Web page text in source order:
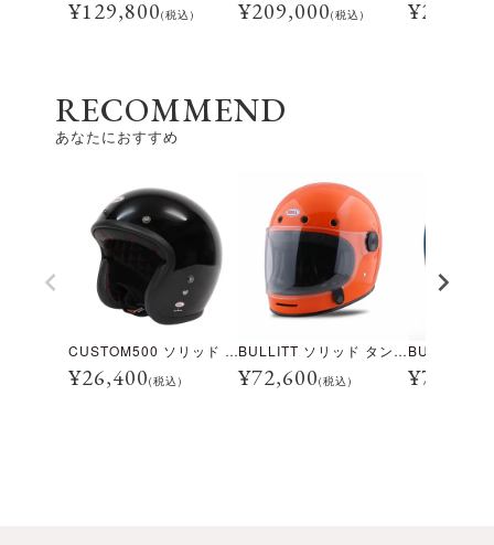
¥129,800(税込) ¥209,000(税込) ¥28,600
RECOMMEND
あなたにおすすめ
CUSTOM500 ソリッド グロス ブラック
¥26,400(税込)
BULLITT ソリッド タンジェリン
¥72,600(税込) ¥70,400